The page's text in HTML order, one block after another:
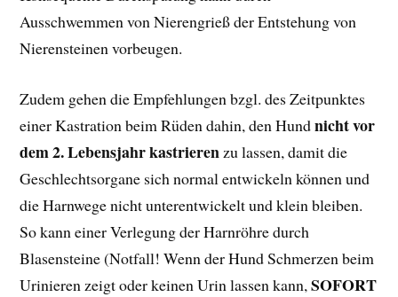
Ausschwemmen von Nierengrieß der Entstehung von
Nierensteinen vorbeugen.
Zudem gehen die Empfehlungen bzgl. des Zeitpunktes
einer Kastration beim Rüden dahin, den Hundnicht vor
dem 2. Lebensjahr kastrierenzu lassen, damit die
Geschlechtsorgane sich normal entwickeln können und
die Harnwege nicht unterentwickelt und klein bleiben.
So kann einer Verlegung der Harnröhre durch
Blasensteine (Notfall! Wenn der Hund Schmerzen beim
Urinieren zeigt oder keinen Urin lassen kann,SOFORT